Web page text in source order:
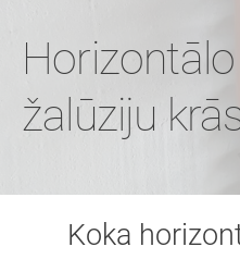
Horizontālo
žalūziju
Koka